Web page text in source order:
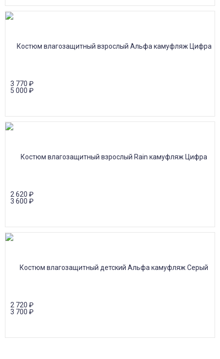
3 770 ₽
5 000 ₽
2 620 ₽
3 600 ₽
2 720 ₽
3 700 ₽